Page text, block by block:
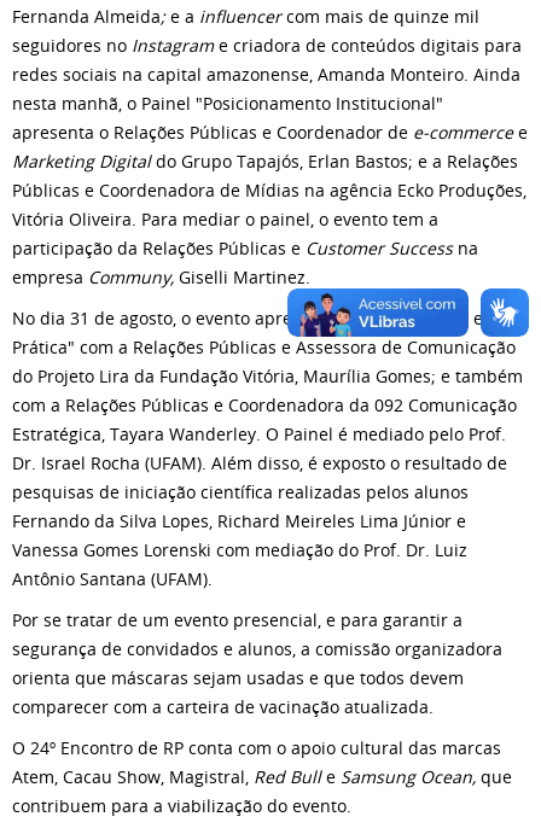
Fernanda Almeida;e a influencercom mais de quinze mil
seguidores no Instagrame criadora de conteúdos digitais para
redes sociais na capital amazonense, Amanda Monteiro. Ainda
nesta manhã, o Painel "Posicionamento Institucional"
apresenta o Relações Públicas e Coordenador de e-commercee
Marketing Digitaldo Grupo Tapajós, Erlan Bastos; e a Relações
Públicas e Coordenadora de Mídias na agência Ecko Produções,
Vitória Oliveira. Para mediar o painel, o evento tem a
participação da Relações Públicas e Customer Successna
empresa Communy, Giselli Martinez.
No dia 31 de agosto, o evento apresenta o Painel "Teoria e
Prática" com a Relações Públicas e Assessora de Comunicação
do Projeto Lira da Fundação Vitória, Maurília Gomes; e também
com a Relações Públicas e Coordenadora da 092 Comunicação
Estratégica, Tayara Wanderley. O Painel é mediado pelo Prof.
Dr. Israel Rocha (UFAM). Além disso, é exposto o resultado de
pesquisas de iniciação científica realizadas pelos alunos
Fernando da Silva Lopes, Richard Meireles Lima Júnior e
Vanessa Gomes Lorenski com mediação do Prof. Dr. Luiz
Antônio Santana (UFAM).
Por se tratar de um evento presencial, e para garantir a
segurança de convidados e alunos, a comissão organizadora
orienta que máscaras sejam usadas e que todos devem
comparecer com a carteira de vacinação atualizada.
O 24º Encontro de RP conta com o apoio cultural das marcas
Atem, Cacau Show, Magistral, Red Bulle Samsung Ocean, que
contribuem para a viabilização do evento.